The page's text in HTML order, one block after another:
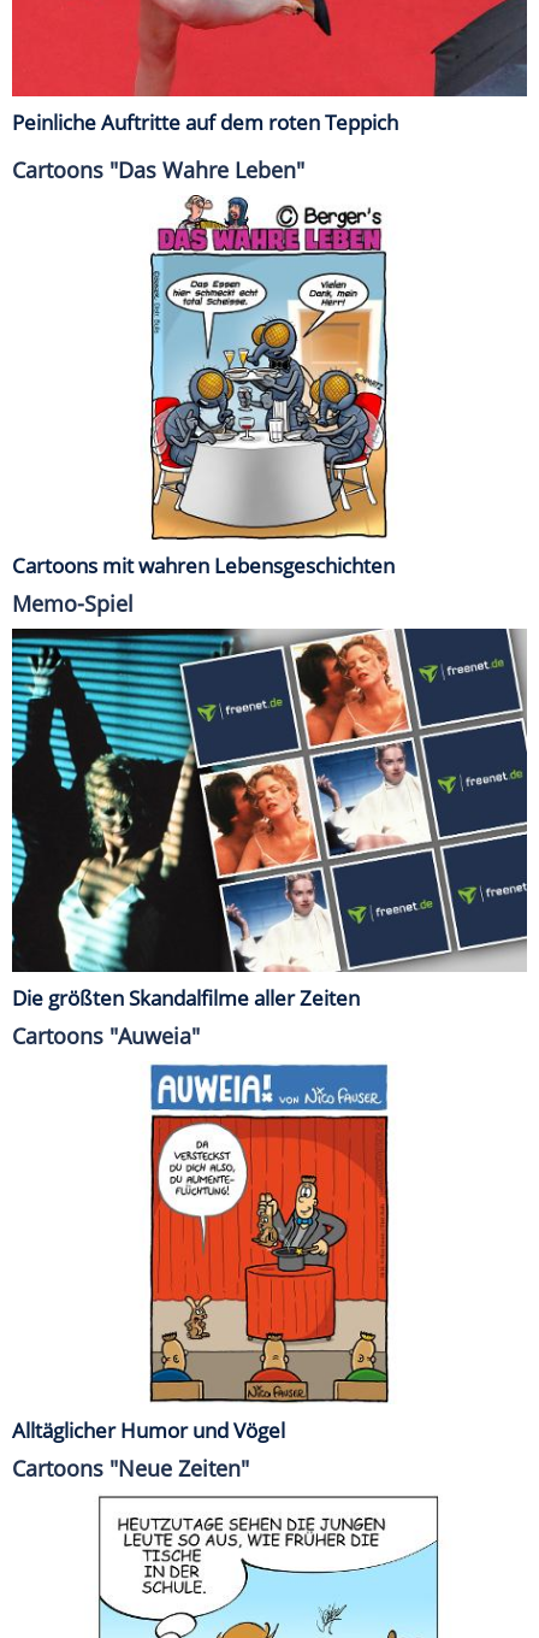
Peinliche Auftritte auf dem roten Teppich
Cartoons "Das Wahre Leben"
Cartoons mit wahren Lebensgeschichten
Memo-Spiel
Die größten Skandalfilme aller Zeiten
Cartoons "Auweia"
Alltäglicher Humor und Vögel
Cartoons "Neue Zeiten"